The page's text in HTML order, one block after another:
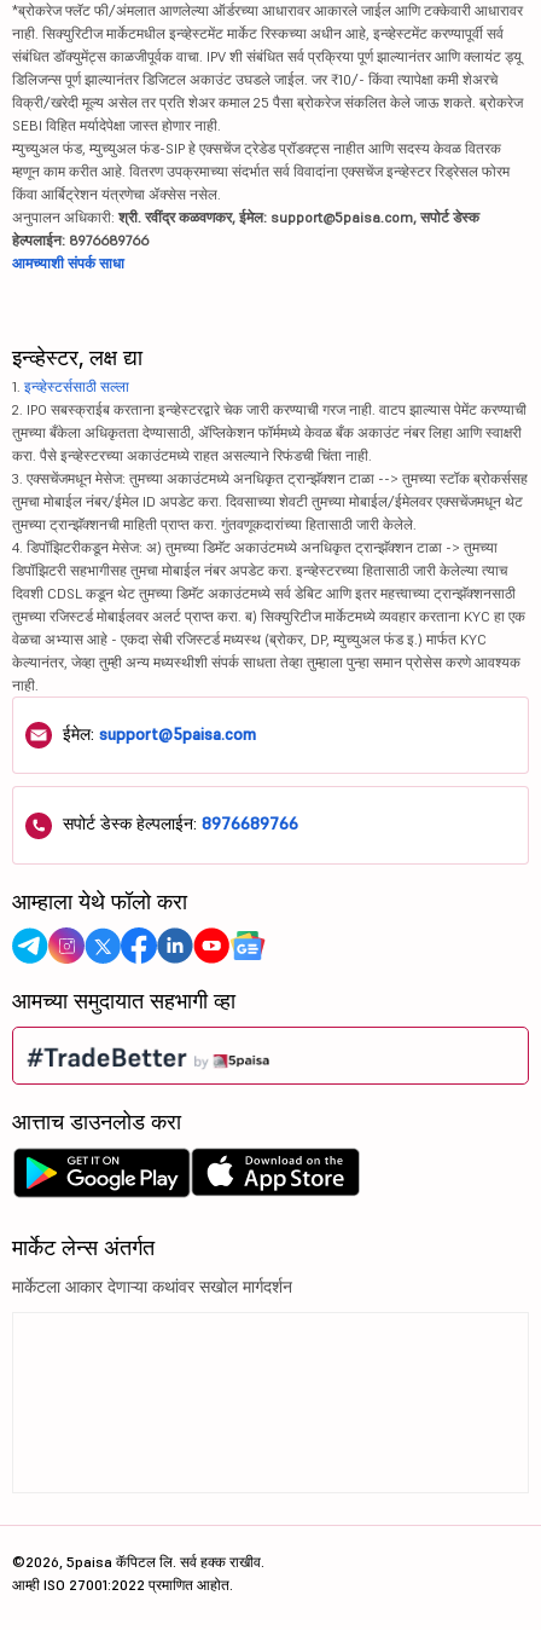
*ब्रोकरेज फ्लॅट फी/अंमलात आणलेल्या ऑर्डरच्या आधारावर आकारले जाईल आणि टक्केवारी आधारावर
नाही. सिक्युरिटीज मार्केटमधील इन्व्हेस्टमेंट मार्केट रिस्कच्या अधीन आहे, इन्व्हेस्टमेंट करण्यापूर्वी सर्व
संबंधित डॉक्युमेंट्स काळजीपूर्वक वाचा. IPV शी संबंधित सर्व प्रक्रिया पूर्ण झाल्यानंतर आणि क्लायंट ड्यू
डिलिजन्स पूर्ण झाल्यानंतर डिजिटल अकाउंट उघडले जाईल. जर ₹10/- किंवा त्यापेक्षा कमी शेअरचे
विक्री/खरेदी मूल्य असेल तर प्रति शेअर कमाल 25 पैसा ब्रोकरेज संकलित केले जाऊ शकते. ब्रोकरेज
SEBI विहित मर्यादेपेक्षा जास्त होणार नाही.
म्युच्युअल फंड, म्युच्युअल फंड-SIP हे एक्सचेंज ट्रेडेड प्रॉडक्ट्स नाहीत आणि सदस्य केवळ वितरक
म्हणून काम करीत आहे. वितरण उपक्रमाच्या संदर्भात सर्व विवादांना एक्सचेंज इन्व्हेस्टर रिड्रेसल फोरम
किंवा आर्बिट्रेशन यंत्रणेचा ॲक्सेस नसेल.
अनुपालन अधिकारी: श्री. रवींद्र कळवणकर, ईमेल: support@5paisa.com, सपोर्ट डेस्क
हेल्पलाईन: 8976689766
आमच्याशी संपर्क साधा
इन्व्हेस्टर, लक्ष द्या
1. इन्व्हेस्टर्ससाठी सल्ला
2. IPO सबस्क्राईब करताना इन्व्हेस्टरद्वारे चेक जारी करण्याची गरज नाही. वाटप झाल्यास पेमेंट करण्याची
तुमच्या बँकेला अधिकृतता देण्यासाठी, ॲप्लिकेशन फॉर्ममध्ये केवळ बँक अकाउंट नंबर लिहा आणि स्वाक्षरी
करा. पैसे इन्व्हेस्टरच्या अकाउंटमध्ये राहत असल्याने रिफंडची चिंता नाही.
3. एक्सचेंजमधून मेसेज: तुमच्या अकाउंटमध्ये अनधिकृत ट्रान्झॅक्शन टाळा --> तुमच्या स्टॉक ब्रोकर्ससह
तुमचा मोबाईल नंबर/ईमेल ID अपडेट करा. दिवसाच्या शेवटी तुमच्या मोबाईल/ईमेलवर एक्सचेंजमधून थेट
तुमच्या ट्रान्झॅक्शनची माहिती प्राप्त करा. गुंतवणूकदारांच्या हितासाठी जारी केलेले.
4. डिपॉझिटरीकडून मेसेज: अ) तुमच्या डिमॅट अकाउंटमध्ये अनधिकृत ट्रान्झॅक्शन टाळा -> तुमच्या
डिपॉझिटरी सहभागीसह तुमचा मोबाईल नंबर अपडेट करा. इन्व्हेस्टरच्या हितासाठी जारी केलेल्या त्याच
दिवशी CDSL कडून थेट तुमच्या डिमॅट अकाउंटमध्ये सर्व डेबिट आणि इतर महत्त्वाच्या ट्रान्झॅक्शनसाठी
तुमच्या रजिस्टर्ड मोबाईलवर अलर्ट प्राप्त करा. ब) सिक्युरिटीज मार्केटमध्ये व्यवहार करताना KYC हा एक
वेळचा अभ्यास आहे - एकदा सेबी रजिस्टर्ड मध्यस्थ (ब्रोकर, DP, म्युच्युअल फंड इ.) मार्फत KYC
केल्यानंतर, जेव्हा तुम्ही अन्य मध्यस्थीशी संपर्क साधता तेव्हा तुम्हाला पुन्हा समान प्रोसेस करणे आवश्यक
नाही.
ईमेल: support@5paisa.com
सपोर्ट डेस्क हेल्पलाईन: 8976689766
आम्हाला येथे फॉलो करा
आमच्या समुदायात सहभागी व्हा
आत्ताच डाउनलोड करा
मार्केट लेन्स अंतर्गत
मार्केटला आकार देणाऱ्या कथांवर सखोल मार्गदर्शन
©2026, 5paisa कॅपिटल लि. सर्व हक्क राखीव.
आम्ही ISO 27001:2022 प्रमाणित आहोत.